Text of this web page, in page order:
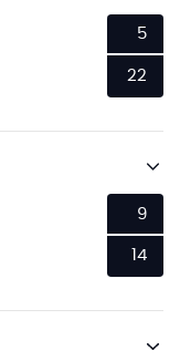
5
22
9
14